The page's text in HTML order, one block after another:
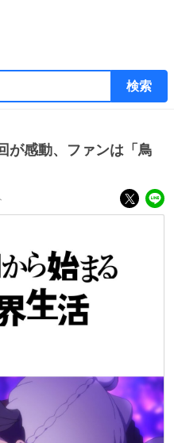
検索
が感動、ファンは「鳥